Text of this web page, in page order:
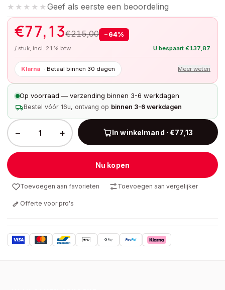
★★★★★Geef als eerste een beoordeling
€77,13€215,00 − 64%
/ stuk, incl. 21% btw U bespaart €137,87
Klarna · Betaal binnen 30 dagen Meer weten
Op voorraad — verzending binnen 3-6 werkdagen
Bestel vóór 16u, ontvang op binnen 3-6 werkdagen
− + In winkelmand · €77,13
Nu kopen
Toevoegen aan favorieten Toevoegen aan vergelijker
Offerte voor pro's